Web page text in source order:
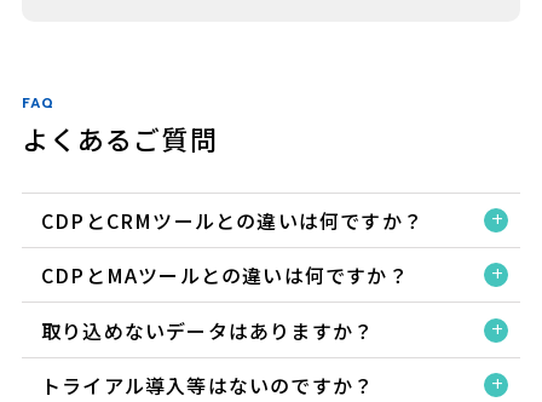
FAQ
よくあるご質問
CDPとCRMツールとの違いは何ですか？
CDPとMAツールとの違いは何ですか？
取り込めないデータはありますか？
トライアル導入等はないのですか？